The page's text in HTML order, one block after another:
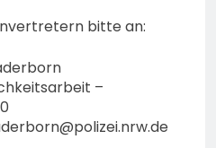
bitte an:
–